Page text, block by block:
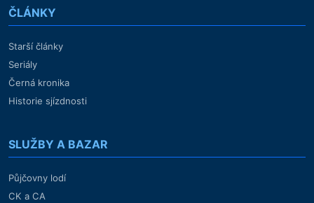
ČLÁNKY
Starší články
Seriály
Černá kronika
Historie sjízdnosti
SLUŽBY A BAZAR
Půjčovny lodí
CK a CA